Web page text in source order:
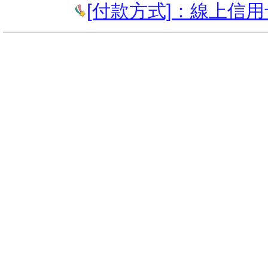
[付款方式]：線上信